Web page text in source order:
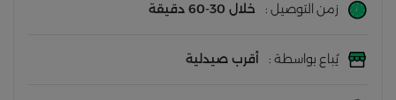
زمن التوصيل : خلال 30-60 دقيقة
يُباع بواسطة : أقرب صيدلية